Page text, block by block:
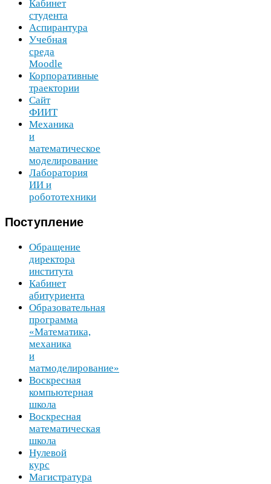
Кабинет
студента
Аспирантура
Учебная
среда
Moodle
Корпоративные
траектории
Сайт
ФИИТ
Механика
и
математическое
моделирование
Лаборатория
ИИ и
робототехники
Поступление
Обращение
директора
института
Кабинет
абитуриента
Образовательная
программа
«Математика,
механика
и
матмоделирование»
Воскресная
компьютерная
школа
Воскресная
математическая
школа
Нулевой
курс
Магистратура